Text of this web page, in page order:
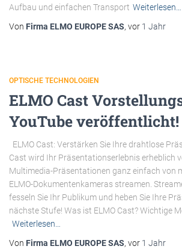
Aufbau und einfachen Transport Weiterlesen…
Von Firma ELMO EUROPE SAS, vor 1 Jahr
OPTISCHE TECHNOLOGIEN
ELMO Cast
YouTube veröffentlicht!
ELMO Cast: Verstärken Sie Ihre drahtlose
Cast wird Ihr Präsentationserlebnis erheblich
Multimedia-Präsentationen ganz einfach von
ELMO-Dokumentenkameras streamen.
fesseln Sie Ihr Publikum und heben Sie Ihre
nächste Stufe! Was ist ELMO Cast? Wichtige
Weiterlesen…
Von Firma ELMO EUROPE SAS, vor 1 Jahr